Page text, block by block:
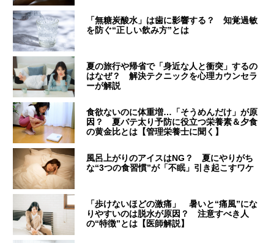
「無糖炭酸水」は歯に影響する？ 知覚過敏
を防ぐ“正しい飲み方”とは
夏の旅行や帰省で「身近な人と衝突」するの
はなぜ？ 解決テクニックを心理カウンセラ
ーが解説
食欲ないのに体重増…「そうめんだけ」が原
因？ 夏バテ太り予防に役立つ栄養素＆夕食
の黄金比とは【管理栄養士に聞く】
風呂上がりのアイスはNG？ 夏にやりがち
な“3つの食習慣”が「不眠」引き起こすワケ
「歩けないほどの激痛」 暑いと“痛風”にな
りやすいのは脱水が原因？ 注意すべき人
の“特徴”とは【医師解説】